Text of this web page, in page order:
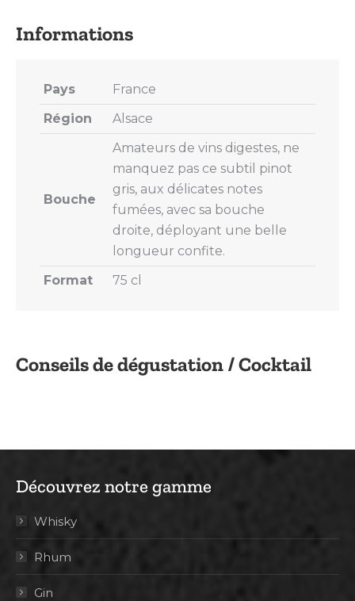
Conseils de dégustation / Cocktail
Pays
France
Région
Alsace
Bouche
Amateurs de vins digestes, ne
manquez pas ce subtil pinot
gris, aux délicates notes
fumées, avec sa bouche
droite, déployant une belle
longueur confite.
Format
75 cl
Découvrez notre gamme
Whisky
Rhum
Gin